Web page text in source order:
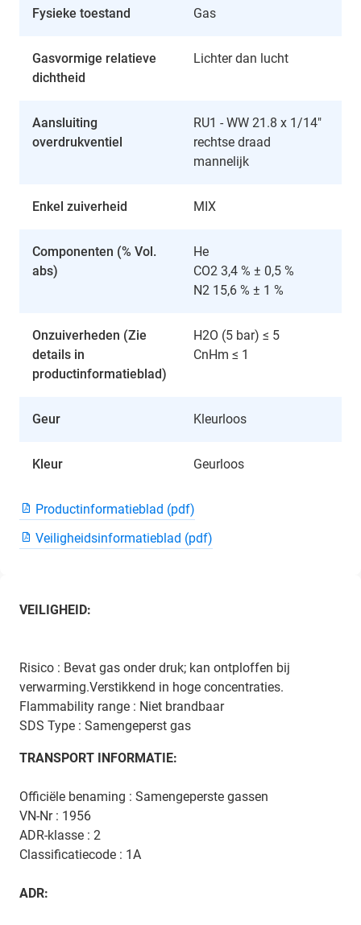
Fysieke toestand Gas
Gasvormige relatieve
dichtheid
Lichter dan lucht
Aansluiting
overdrukventiel
RU1 - WW 21.8 x 1/14"
rechtse draad
mannelijk
Enkel zuiverheid MIX
Componenten (% Vol.
abs)
He
CO2 3,4 % ± 0,5 %
N2 15,6 % ± 1 %
Onzuiverheden (Zie
details in
productinformatieblad)
H2O (5 bar) ≤ 5
CnHm ≤ 1
Geur Kleurloos
Kleur Geurloos
Productinformatieblad (pdf)
Veiligheidsinformatieblad (pdf)
VEILIGHEID:
Risico : Bevat gas onder druk; kan ontploffen bij
verwarming.Verstikkend in hoge concentraties.
Flammability range : Niet brandbaar
SDS Type : Samengeperst gas
TRANSPORT INFORMATIE:
Officiële benaming : Samengeperste gassen
VN-Nr : 1956
ADR-klasse : 2
Classificatiecode : 1A
ADR: